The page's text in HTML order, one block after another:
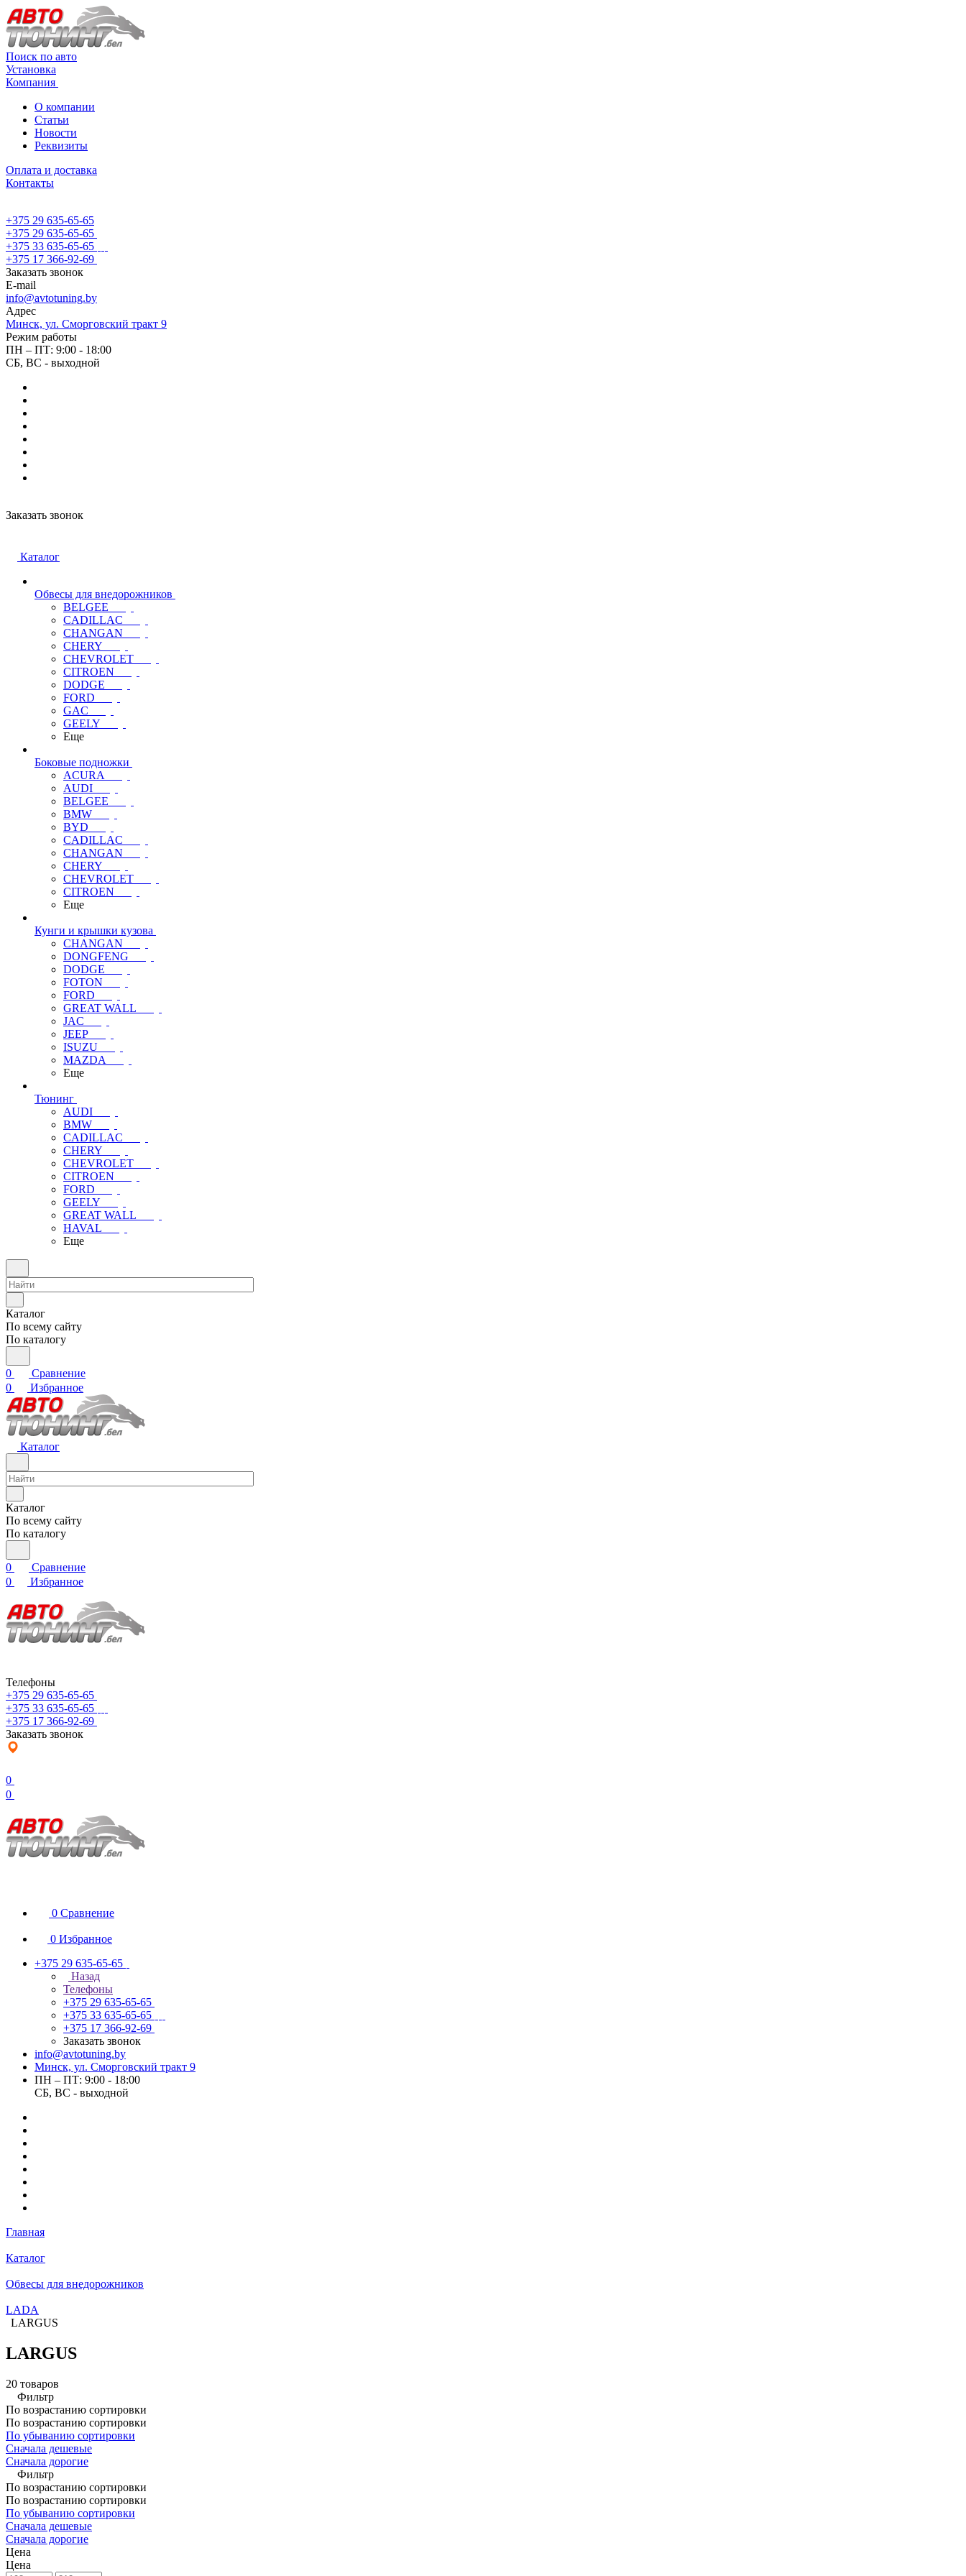
Поиск по авто
Установка
Компания
О компании
Статьи
Новости
Реквизиты
Оплата и доставка
Контакты
+375 29 635-65-65
+375 29 635-65-65
+375 33 635-65-65
+375 17 366-92-69
Заказать звонок
E-mail
info@avtotuning.by
Адрес
Минск, ул. Сморговский тракт 9
Режим работы
ПН – ПТ: 9:00 - 18:00
СБ, ВС - выходной
Заказать звонок
Каталог
Обвесы для внедорожников
BELGEE
CADILLAC
CHANGAN
CHERY
CHEVROLET
CITROEN
DODGE
FORD
GAC
GEELY
Еще
Боковые подножки
ACURA
AUDI
BELGEE
BMW
BYD
CADILLAC
CHANGAN
CHERY
CHEVROLET
CITROEN
Еще
Кунги и крышки кузова
CHANGAN
DONGFENG
DODGE
FOTON
FORD
GREAT WALL
JAC
JEEP
ISUZU
MAZDA
Еще
Тюнинг
AUDI
BMW
CADILLAC
CHERY
CHEVROLET
CITROEN
FORD
GEELY
GREAT WALL
HAVAL
Еще
Каталог
По всему сайту
По каталогу
0
Сравнение
0
Избранное
Каталог
Каталог
По всему сайту
По каталогу
0
Сравнение
0
Избранное
Телефоны
+375 29 635-65-65
+375 33 635-65-65
+375 17 366-92-69
Заказать звонок
0
0
0 Сравнение
0 Избранное
+375 29 635-65-65
Назад
Телефоны
+375 29 635-65-65
+375 33 635-65-65
+375 17 366-92-69
Заказать звонок
info@avtotuning.by
Минск, ул. Сморговский тракт 9
ПН – ПТ: 9:00 - 18:00
СБ, ВС - выходной
Главная
Каталог
Обвесы для внедорожников
LADA
LARGUS
LARGUS
20 товаров
Фильтр
По возрастанию сортировки
По возрастанию сортировки
По убыванию сортировки
Сначала дешевые
Сначала дорогие
Фильтр
По возрастанию сортировки
По возрастанию сортировки
По убыванию сортировки
Сначала дешевые
Сначала дорогие
Цена
Цена